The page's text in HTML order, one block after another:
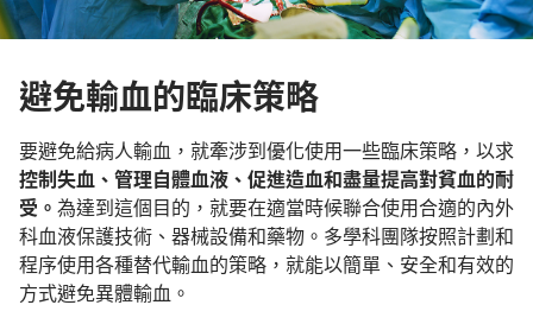
避免輸血的臨床策略
要避免給病人輸血，就牽涉到優化使用一些臨床策略，以求
控制失血、管理自體血液、促進造血和盡量提高對貧血的耐
受。 為達到這個目的，就要在適當時候聯合使用合適的內外
科血液保護技術、器械設備和藥物。多學科團隊按照計劃和
程序使用各種替代輸血的策略，就能以簡單、安全和有效的
方式避免異體輸血。